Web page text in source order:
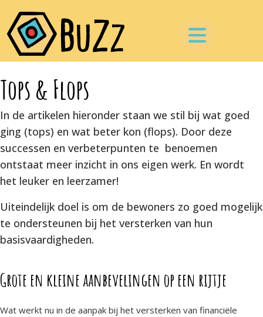
Tops & Flops
In de artikelen hieronder staan we stil bij wat goed
ging (tops) en wat beter kon (flops). Door deze
successen en verbeterpunten te benoemen
ontstaat meer inzicht in ons eigen werk. En wordt
het leuker en leerzamer!
Uiteindelijk doel is om de bewoners zo goed mogelijk
te ondersteunen bij het versterken van hun
basisvaardigheden.
Grote en kleine aanbevelingen op een rijtje
Wat werkt nu in de aanpak bij het versterken van financiële